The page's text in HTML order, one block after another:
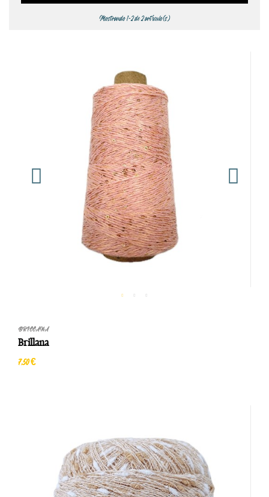
Mostrando 1-2 de 2 artículo(s)
BRILLANA
Brillana
7,50 €